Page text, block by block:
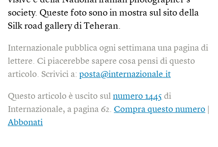
society. Queste foto sono in mostra sul sito della
Silk road gallery di Teheran.
Internazionale pubblica ogni settimana una pagina di
lettere. Ci piacerebbe sapere cosa pensi di questo
articolo. Scrivici a: posta@internazionale.it
Questo articolo è uscito sul numero 1445 di
Internazionale, a pagina 62. Compra questo numero
Abbonati